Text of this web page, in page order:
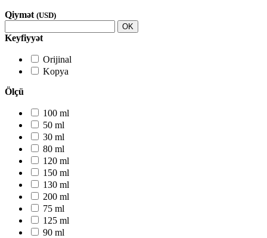
Qiymət (USD)
OK
Keyfiyyət
Orijinal
Kopya
Ölçü
100 ml
50 ml
30 ml
80 ml
120 ml
150 ml
130 ml
200 ml
75 ml
125 ml
90 ml